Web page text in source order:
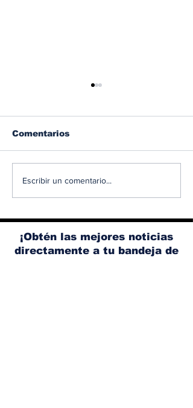
Diésel supera los 5
aumento de los
combustibles
Comentarios
Escribir un comentario...
¡Obtén las mejores noticias
directamente a tu bandeja de